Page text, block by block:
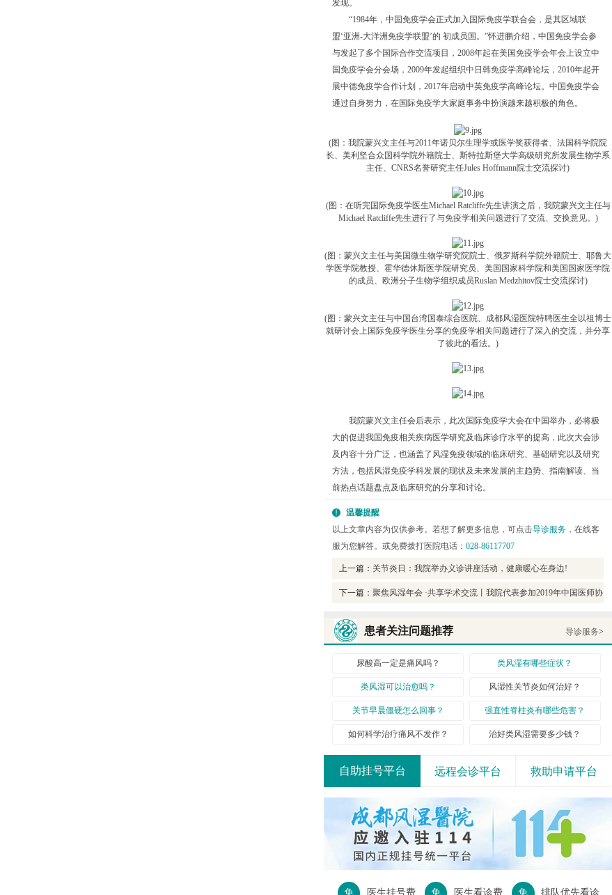
发现。
“1984年，中国免疫学会正式加入国际免疫学联合会，是其区域联
盟‘亚洲-大洋洲免疫学联盟’的 初成员国。”怀进鹏介绍，中国免疫学会参
与发起了多个国际合作交流项目，2008年起在美国免疫学会年会上设立中
国免疫学会分会场，2009年发起组织中日韩免疫学高峰论坛，2010年起开
展中德免疫学合作计划，2017年启动中英免疫学高峰论坛。中国免疫学会
通过自身努力，在国际免疫学大家庭事务中扮演越来越积极的角色。
(图：我院蒙兴文主任与2011年诺贝尔生理学或医学奖获得者、法国科学院院
长、美利坚合众国科学院外籍院士、斯特拉斯堡大学高级研究所发展生物学系
主任、CNRS名誉研究主任Jules Hoffmann院士交流探讨)
(图：在听完国际免疫学医生Michael Ratcliffe先生讲演之后，我院蒙兴文主任与
Michael Ratcliffe先生进行了与免疫学相关问题进行了交流、交换意见。)
(图：蒙兴文主任与美国微生物学研究院院士、俄罗斯科学院外籍院士、耶鲁大
学医学院教授、霍华德休斯医学院研究员、美国国家科学院和美国国家医学院
的成员、欧洲分子生物学组织成员Ruslan Medzhitov院士交流探讨)
(图：蒙兴文主任与中国台湾国泰综合医院、成都风湿医院特聘医生全以祖博士
就研讨会上国际免疫学医生分享的免疫学相关问题进行了深入的交流，并分享
了彼此的看法。)
我院蒙兴文主任会后表示，此次国际免疫学大会在中国举办，必将极
大的促进我国免疫相关疾病医学研究及临床诊疗水平的提高，此次大会涉
及内容十分广泛，也涵盖了风湿免疫领域的临床研究、基础研究以及研究
方法，包括风湿免疫学科发展的现状及未来发展的主趋势、指南解读、当
前热点话题盘点及临床研究的分享和讨论。
温馨提醒
以上文章内容为仅供参考。若想了解更多信息，可点击导诊服务 ，在线客
服为您解答。或免费拨打医院电话：028-86117707
上一篇： 关节炎日：我院举办义诊讲座活动，健康暖心在身边!
下一篇：聚焦风湿年会 ·共享学术交流丨我院代表参加2019年中国医师协
会风湿免疫科医师分会学术年会
患者关注问题推荐 导诊服务>
尿酸高一定是痛风吗？ 类风湿有哪些症状？
类风湿可以治愈吗？ 风湿性关节炎如何治好？
关节早晨僵硬怎么回事？ 强直性脊柱炎有哪些危害？
如何科学治疗痛风不发作？ 治好类风湿需要多少钱？
自助挂号平台 远程会诊平台 救助申请平台
免 医生挂号费 免 医生看诊费 免 排队优先看诊